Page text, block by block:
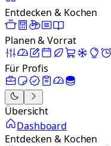
Entdecken & Kochen
Planen & Vorrat
Für Profis
Übersicht
Dashboard
Entdecken & Kochen